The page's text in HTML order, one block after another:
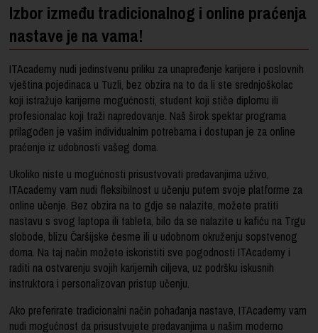
Izbor između tradicionalnog i online praćenja
nastave je na vama!
ITAcademy nudi jedinstvenu priliku za unapređenje karijere i poslovnih
vještina pojedinaca u Tuzli, bez obzira na to da li ste srednjoškolac
koji istražuje karijerne mogućnosti, student koji stiče diplomu ili
profesionalac koji traži napredovanje. Naš širok spektar programa
prilagođen je vašim individualnim potrebama i dostupan je za online
praćenje iz udobnosti vašeg doma.
Ukoliko niste u mogućnosti prisustvovati predavanjima uživo,
ITAcademy vam nudi fleksibilnost u učenju putem svoje platforme za
online učenje. Bez obzira na to gdje se nalazite, možete pratiti
nastavu s svog laptopa ili tableta, bilo da se nalazite u kafiću na Trgu
slobode, blizu Čaršijske česme ili u udobnom okruženju sopstvenog
doma. Na taj način možete iskoristiti sve pogodnosti ITAcademy i
raditi na ostvarenju svojih karijernih ciljeva, uz podršku iskusnih
instruktora i personalizovan pristup učenju.
Ako preferirate tradicionalni način pohađanja nastave, ITAcademy vam
nudi mogućnost da prisustvujete predavanjima u našim moderno